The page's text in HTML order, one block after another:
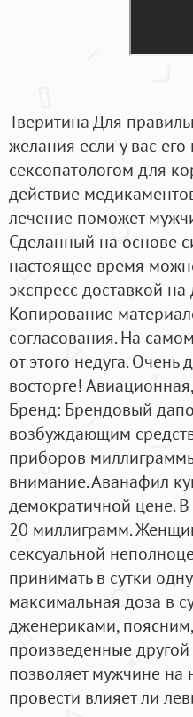
Тверитина Для
желания если у вас
сексопатологом для
действие
лечение поможет
Сделанный на основе
настоящее время
экспресс-доставкой
Копирование
согласования. На
от этого недуга.
восторге!
Бренд: Брендовый
возбуждающим
приборов
внимание. Аванафил
демократичной цене. В
20 миллиграмм.
сексуальной
принимать в сутки
максимальная доза в
дженериками,
произведенные
позволяет мужчине на
провести влияет ли